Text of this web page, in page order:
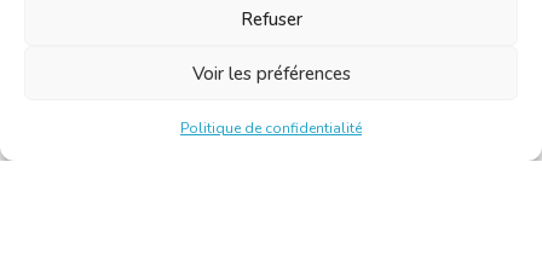
Refuser
Voir les préférences
Politique de confidentialité